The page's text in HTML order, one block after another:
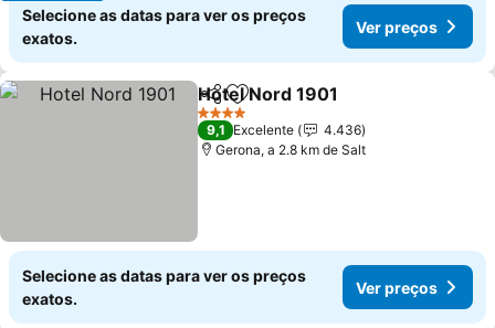
Selecione as datas para ver os preços
exatos.
Ver preços
PartilharAdicionar aos favoritos
Hotel Nord 1901
4 Estrelas
9,1 Excelente
4.436
Gerona, a 2.8 km de Salt
Selecione as datas para ver os preços
exatos.
Ver preços